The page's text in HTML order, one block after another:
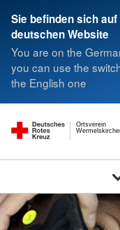
Sie befinden sich auf
deutschen Website
You are on the
you can use the
the English one
Ortsverein